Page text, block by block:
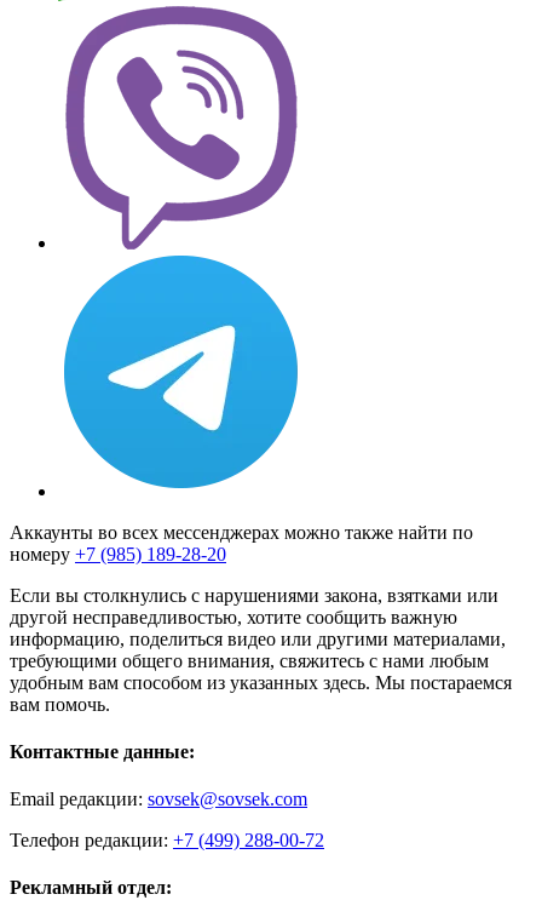
Аккаунты во всех мессенджерах можно также найти по
номеру +7 (985) 189-28-20
Если вы столкнулись с нарушениями закона, взятками или
другой несправедливостью, хотите сообщить важную
информацию, поделиться видео или другими материалами,
требующими общего внимания, свяжитесь с нами любым
удобным вам способом из указанных здесь. Мы постараемся
вам помочь.
Контактные данные:
Email редакции: sovsek@sovsek.com
Телефон редакции: +7 (499) 288-00-72
Рекламный отдел: